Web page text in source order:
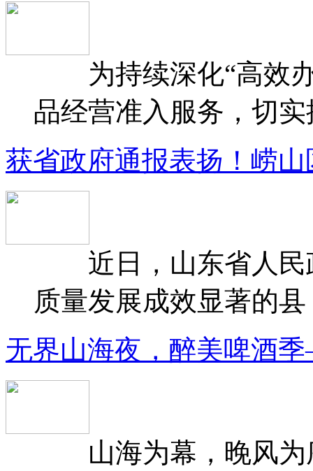
为持续深化“高效办
品经营准入服务，切
获省政府通报表扬！崂
近日，山东省人民
质量发展成效显著的
无界山海夜，醉美啤酒
山海为幕，晚风为